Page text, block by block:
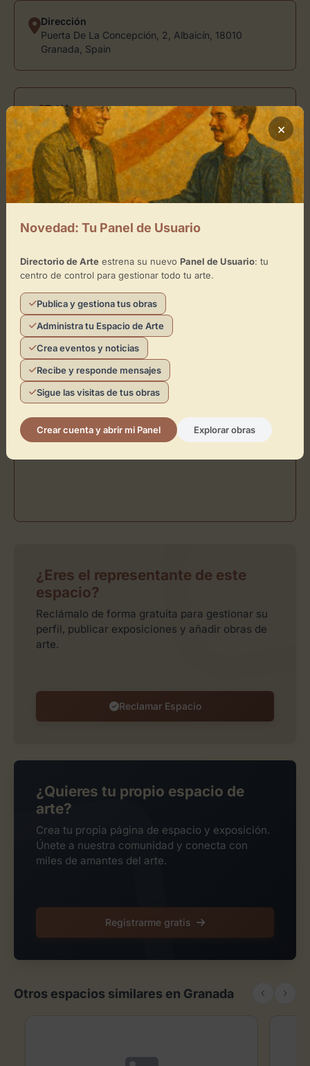
Dirección
Puerta De La Concepción, 2, Albaicín, 18010
Granada, Spain
Teléfono
958 22 53 68
Ubicación de Monasterio de la
Concepción Museo Conventual
Cómo llegar
¿Eres el representante de este
espacio?
Reclámalo de forma gratuita para gestionar su
perfil, publicar exposiciones y añadir obras de
arte.
Reclamar Espacio
¿Quieres tu propio espacio de
arte?
Crea tu propia página de espacio y exposición.
Únete a nuestra comunidad y conecta con
miles de amantes del arte.
Registrarme gratis
Otros espacios similares en Granada
×
Novedad: Tu Panel de Usuario
Directorio de Arteestrena su nuevo Panel de Usuario: tu
centro de control para gestionar todo tu arte.
Publica y gestiona tus obras
Administra tu Espacio de Arte
Crea eventos y noticias
Recibe y responde mensajes
Sigue las visitas de tus obras
Crear cuenta y abrir mi Panel Explorar obras